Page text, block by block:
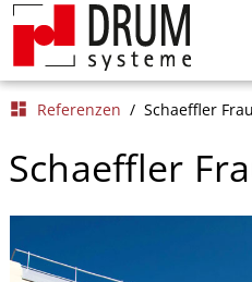
dashboard Referenzen / Schaeffler
Schaeffler